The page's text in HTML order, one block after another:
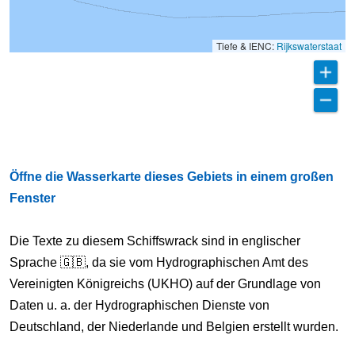
Tiefe & IENC: Rijkswaterstaat
Öffne die Wasserkarte dieses Gebiets in einem großen
Fenster
Die Texte zu diesem Schiffswrack sind in englischer
Sprache 🇬🇧, da sie vom Hydrographischen Amt des
Vereinigten Königreichs (UKHO) auf der Grundlage von
Daten u. a. der Hydrographischen Dienste von
Deutschland, der Niederlande und Belgien erstellt wurden.